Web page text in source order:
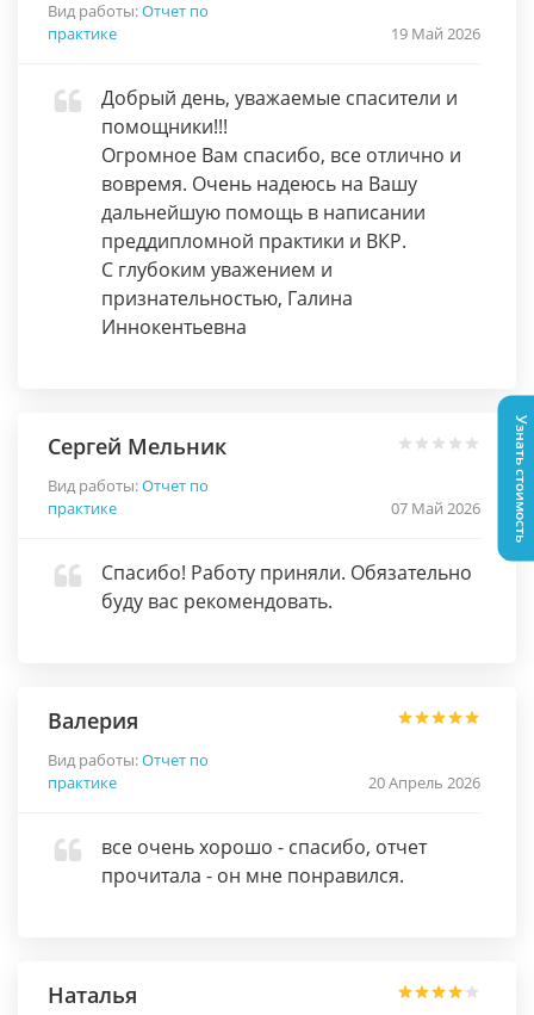
Вид работы:Отчет по
практике
19 Май 2026
Добрый день, уважаемые спасители и
помощники!!!
Огромное Вам спасибо, все отлично и
вовремя. Очень надеюсь на Вашу
дальнейшую помощь в написании
преддипломной практики и ВКР.
С глубоким уважением и
признательностью, Галина
Иннокентьевна
Сергей Мельник
Вид работы:Отчет по
практике
07 Май 2026
Спасибо! Работу приняли. Обязательно
буду вас рекомендовать.
Валерия
Вид работы:Отчет по
практике
20 Апрель 2026
все очень хорошо - спасибо, отчет
прочитала - он мне понравился.
Наталья
Узнать стоимость